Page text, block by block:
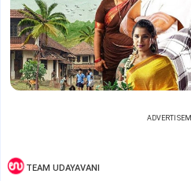
TEAM UDAYAVANI